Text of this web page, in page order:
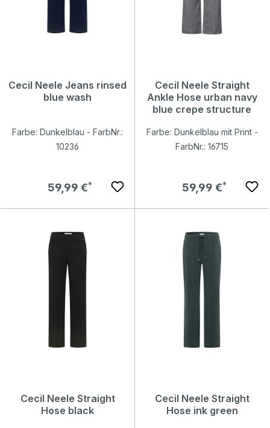
Cecil Neele Jeans rinsed
blue wash
Farbe: Dunkelblau - FarbNr.:
10236
Regulärer Preis:
59,99 €
Cecil Neele Straight
Ankle Hose urban navy
blue crepe structure
Farbe: Dunkelblau mit Print -
FarbNr.: 16715
Regulärer Preis:
59,99 €
Cecil Neele Straight
Hose black
Cecil Neele Straight
Hose ink green